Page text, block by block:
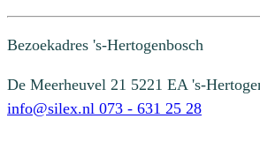
Bezoekadres 's-Hertogenbosch
De Meerheuvel 21 5221 EA 's-
info@silex.nl 073 - 631 25 28